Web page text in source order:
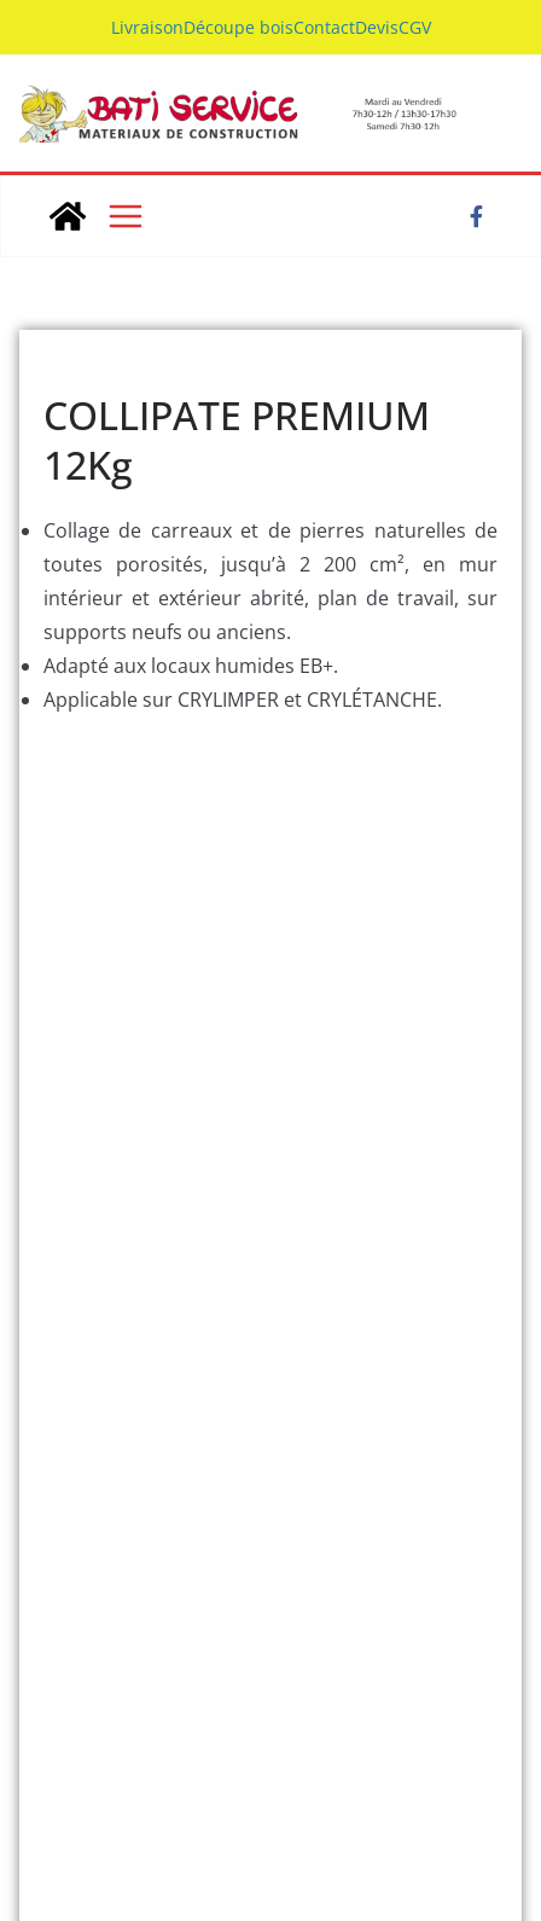
LivraisonDécoupe boisContactDevisCGV
COLLIPATE PREMIUM
12Kg
Collage de carreaux et de pierres naturelles de
toutes porosités, jusqu’à 2 200 cm², en mur
intérieur et extérieur abrité, plan de travail, sur
supports neufs ou anciens.
Adapté aux locaux humides EB+.
Applicable sur CRYLIMPER et CRYLÉTANCHE.